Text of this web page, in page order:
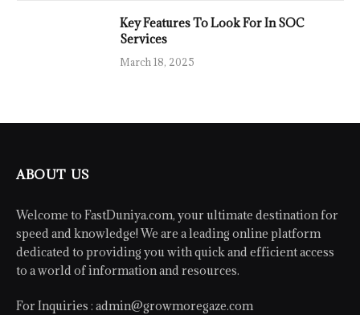
Key Features To Look For In SOC
Services
March 18, 2025
ABOUT US
Welcome to FastDuniya.com, your ultimate destination for
speed and knowledge! We are a leading online platform
dedicated to providing you with quick and efficient access
to a world of information and resources.
For Inquiries : admin@growmoregaze.com